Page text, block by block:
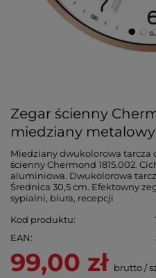
Zegar ścienny
miedziany metalowy
Miedziany dwukolorowa tarcza
ścienny Chermond 1815.002.
aluminiowa. Dwukolorowa
Średnica 30,5 cm. Efektowny
sypialni, biura, recepcji
Kod produktu
EAN
99,00 zł brutto/